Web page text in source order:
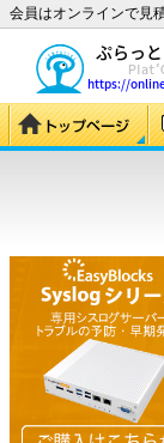
会員はオンラインで見